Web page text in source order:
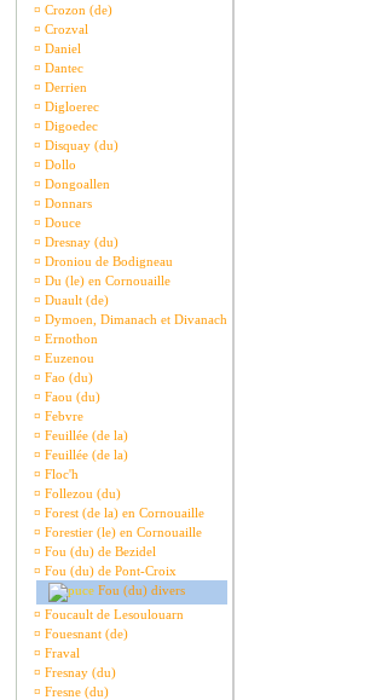
¤ Crozon (de)
¤ Crozval
¤ Daniel
¤ Dantec
¤ Derrien
¤ Digloerec
¤ Digoedec
¤ Disquay (du)
¤ Dollo
¤ Dongoallen
¤ Donnars
¤ Douce
¤ Dresnay (du)
¤ Droniou de Bodigneau
¤ Du (le) en Cornouaille
¤ Duault (de)
¤ Dymoen, Dimanach et Divanach
¤ Ernothon
¤ Euzenou
¤ Fao (du)
¤ Faou (du)
¤ Febvre
¤ Feuillée (de la)
¤ Feuillée (de la)
¤ Floc'h
¤ Follezou (du)
¤ Forest (de la) en Cornouaille
¤ Forestier (le) en Cornouaille
¤ Fou (du) de Bezidel
¤ Fou (du) de Pont-Croix
Fou (du) divers
¤ Foucault de Lesoulouarn
¤ Fouesnant (de)
¤ Fraval
¤ Fresnay (du)
¤ Fresne (du)